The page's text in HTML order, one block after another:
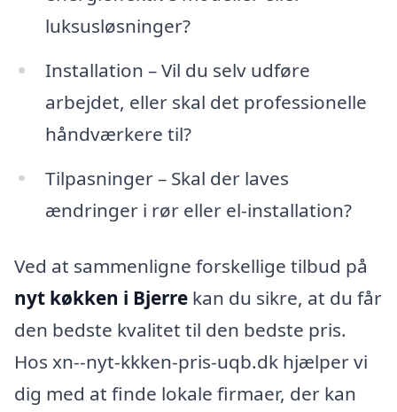
luksusløsninger?
Installation – Vil du selv udføre
arbejdet, eller skal det professionelle
håndværkere til?
Tilpasninger – Skal der laves
ændringer i rør eller el-installation?
Ved at sammenligne forskellige tilbud på
nyt køkken i Bjerre kan du sikre, at du får
den bedste kvalitet til den bedste pris.
Hos xn--nyt-kkken-pris-uqb.dk hjælper vi
dig med at finde lokale firmaer, der kan